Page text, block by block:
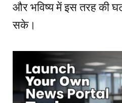
और भविष्य में इस तरह की
सके।